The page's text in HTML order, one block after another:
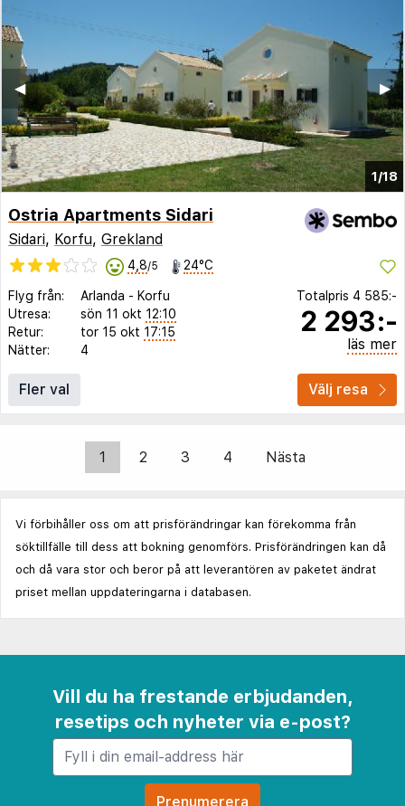
1/18
▶︎
◀︎
Ostria Apartments Sidari
Sidari, Korfu, Grekland
4,8/5 24°C
Flyg från: Arlanda - Korfu
Utresa:
sön 11 okt 12:10
Retur:
tor 15 okt 17:15
Nätter:
4
Totalpris 4 585:-
2 293:-
läs mer
Fler val Välj resa
1 2 3 4 Nästa
Vi förbihåller oss om att prisförändringar kan förekomma från
söktillfälle till dess att bokning genomförs. Prisförändringen kan då
och då vara stor och beror på att leverantören av paketet ändrat
priset mellan uppdateringarna i databasen.
Vill du ha frestande erbjudanden,
resetips och nyheter via e-post?